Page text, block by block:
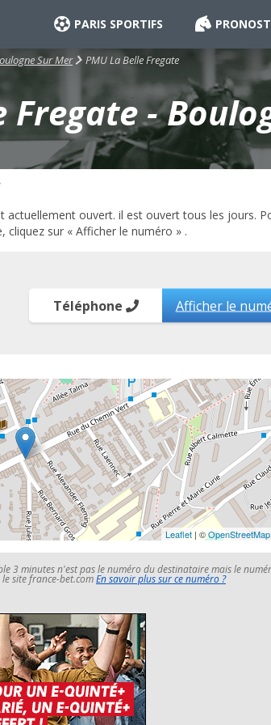
PARIS SPORTIFS
Sur Mer PMU La Belle Fregate
Fregate -
actuellement ouvert. il est ouvert tous les jours.
sur « Afficher le numéro » .
Téléphone Afficher le
Leaflet | ©OpenStreetMap
3 minutes n'est pas le numéro du destinataire mais le
site france-bet.comEn savoir plus sur ce numéro ?